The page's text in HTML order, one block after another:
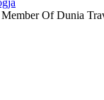
Of Dunia